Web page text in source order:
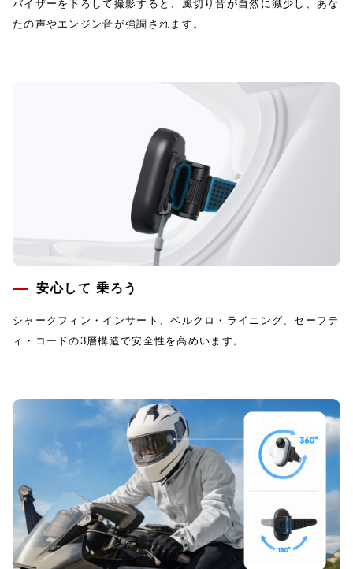
バイザーを下ろして撮影すると、風切り音が自然に減少し、あな
たの声やエンジン音が強調されます。
安心して 乗ろう
シャークフィン・インサート、ベルクロ・ライニング、セーフテ
ィ・コードの3層構造で安全性を高めいます。